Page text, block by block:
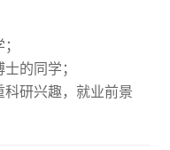
的同学；
科研兴趣，就业前景